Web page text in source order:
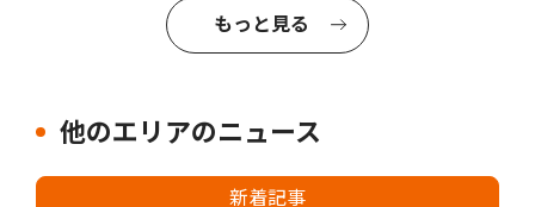
もっと見る
他のエリアのニュース
新着記事